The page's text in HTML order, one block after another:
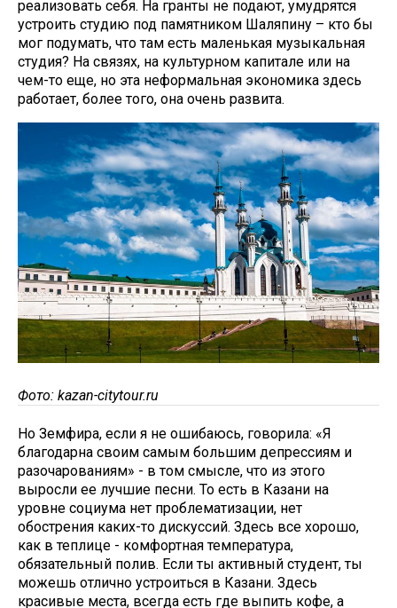
реализовать себя. На гранты не подают, умудрятся
устроить студию под памятником Шаляпину – кто бы
мог подумать, что там есть маленькая музыкальная
студия? На связях, на культурном капитале или на
чем-то еще, но эта неформальная экономика здесь
работает, более того, она очень развита.
Фото: kazan-citytour.ru
Но Земфира, если я не ошибаюсь, говорила: «Я
благодарна своим самым большим депрессиям и
разочарованиям» - в том смысле, что из этого
выросли ее лучшие песни. То есть в Казани на
уровне социума нет проблематизации, нет
обострения каких-то дискуссий. Здесь все хорошо,
как в теплице - комфортная температура,
обязательный полив. Если ты активный студент, ты
можешь отлично устроиться в Казани. Здесь
красивые места, всегда есть где выпить кофе, а